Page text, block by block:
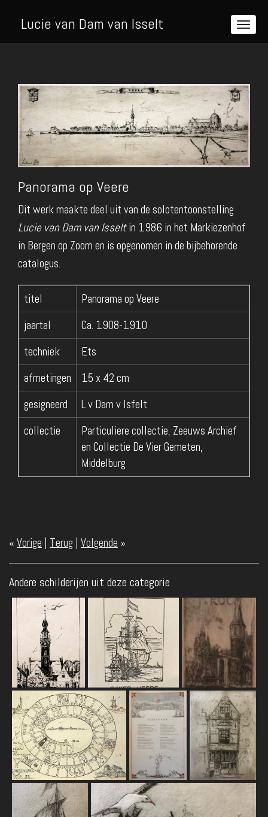
Lucie van Dam van Isselt
Panorama op Veere
Dit werk maakte deel uit van de solotentoonstelling
Lucie van Dam van Isseltin 1986 in het Markiezenhof
in Bergen op Zoom en is opgenomen in de bijbehorende
catalogus.
titel
Panorama op Veere
jaartal
Ca. 1908-1910
techniek
Ets
afmetingen
15 x 42 cm
gesigneerd
L v Dam v Isfelt
collectie
Particuliere collectie, Zeeuws Archief
en Collectie De Vier Gemeten,
Middelburg
« Vorige Terug Volgende »
Andere schilderijen uit deze categorie